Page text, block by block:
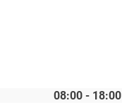
08:00 - 18:00